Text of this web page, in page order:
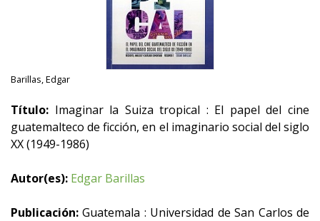
Barillas, Edgar
Título: Imaginar la Suiza tropical : El papel del cine
guatemalteco de ficción, en el imaginario social del siglo
XX (1949-1986)
Autor(es): Edgar Barillas
Publicación: Guatemala : Universidad de San Carlos de